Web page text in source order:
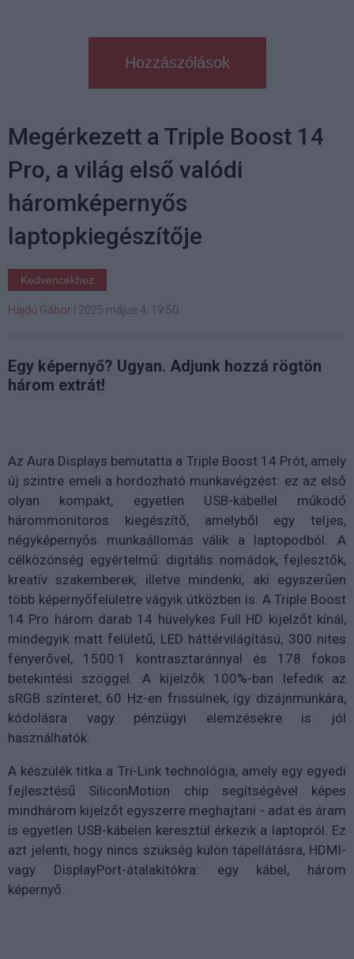
Hozzászólások
Megérkezett a Triple Boost 14
Pro, a világ első valódi
háromképernyős
laptopkiegészítője
Kedvencekhez
Hajdú Gábor 2025 május 4. 19:50
Egy képernyő? Ugyan. Adjunk hozzá rögtön
három extrát!
Az Aura Displays bemutatta a Triple Boost 14 Prót, amely
új szintre emeli a hordozható munkavégzést: ez az első
olyan kompakt, egyetlen USB-kábellel működő
hárommonitoros kiegészítő, amelyből egy teljes,
négyképernyős munkaállomás válik a laptopodból. A
célközönség egyértelmű: digitális nomádok, fejlesztők,
kreatív szakemberek, illetve mindenki, aki egyszerűen
több képernyőfelületre vágyik útközben is. A Triple Boost
14 Pro három darab 14 hüvelykes Full HD kijelzőt kínál,
mindegyik matt felületű, LED háttérvilágítású, 300 nites
fényerővel, 1500:1 kontrasztaránnyal és 178 fokos
betekintési szöggel. A kijelzők 100%-ban lefedik az
sRGB színteret, 60 Hz-en frissülnek, így dizájnmunkára,
kódolásra vagy pénzügyi elemzésekre is jól
használhatók.
A készülék titka a Tri-Link technológia, amely egy egyedi
fejlesztésű SiliconMotion chip segítségével képes
mindhárom kijelzőt egyszerre meghajtani - adat és áram
is egyetlen USB-kábelen keresztül érkezik a laptopról. Ez
azt jelenti, hogy nincs szükség külön tápellátásra, HDMI-
vagy DisplayPort-átalakítókra: egy kábel, három
képernyő.